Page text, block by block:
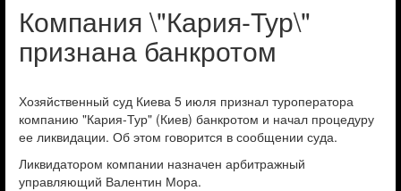
Компания \"Кария-Тур\"
признана банкротом
Хозяйственный суд Киева 5 июля признал туроператора
компанию "Кария-Тур" (Киев) банкротом и начал процедуру
ее ликвидации. Об этом говорится в сообщении суда.
Ликвидатором компании назначен арбитражный
управляющий Валентин Мора.